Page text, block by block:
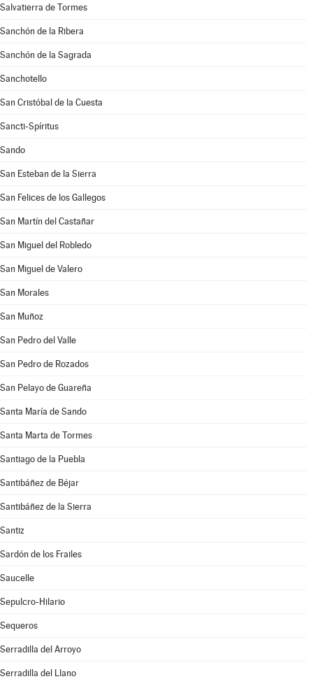
Salvatierra de Tormes
Sanchón de la Ribera
Sanchón de la Sagrada
Sanchotello
San Cristóbal de la Cuesta
Sancti-Spíritus
Sando
San Esteban de la Sierra
San Felices de los Gallegos
San Martín del Castañar
San Miguel del Robledo
San Miguel de Valero
San Morales
San Muñoz
San Pedro del Valle
San Pedro de Rozados
San Pelayo de Guareña
Santa María de Sando
Santa Marta de Tormes
Santiago de la Puebla
Santibáñez de Béjar
Santibáñez de la Sierra
Santiz
Sardón de los Frailes
Saucelle
Sepulcro-Hilario
Sequeros
Serradilla del Arroyo
Serradilla del Llano